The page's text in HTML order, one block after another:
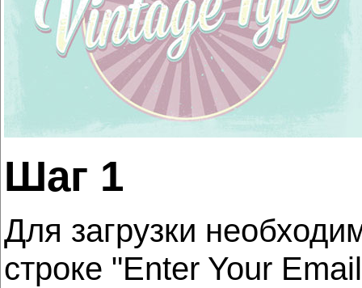
Шаг 1
Для загрузки
строке "Enter Your